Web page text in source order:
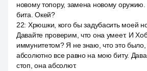
новому топору, замена новому
бита. Окей?
22: Хрюшки, кого бы задубасить моей
Давайте проверим, что она умеет. И
иммунитетом? Я не знаю, что это
абсолютно все равно на мою биту.
стоп, она абсолют.